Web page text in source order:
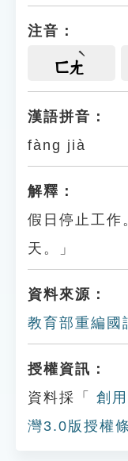
注音：
ㄈㄤ
漢語拼音：
fàng jià
解釋：
假日停止工作
天。」
資料來源：
教育部重編國
授權資訊：
資料採「
創
灣3.0版授權